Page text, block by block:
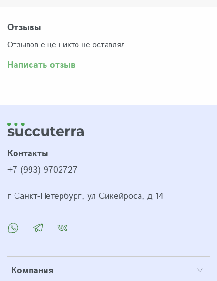
Отзывы
Отзывов еще никто не оставлял
Написать отзыв
Компания
Контакты
+7 (993) 9702727
г Санкт-Петербург, ул Сикейроса, д 14